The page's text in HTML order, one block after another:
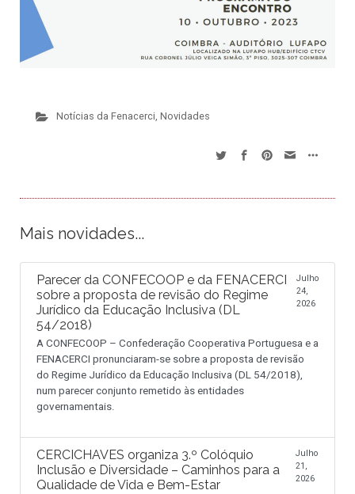
Notícias da Fenacerci, Novidades
Mais novidades...
Parecer da CONFECOOP e da FENACERCI
sobre a proposta de revisão do Regime
Jurídico da Educação Inclusiva (DL
54/2018)
Julho
24,
2026
A CONFECOOP – Confederação Cooperativa Portuguesa e a
FENACERCI pronunciaram-se sobre a proposta de revisão
do Regime Jurídico da Educação Inclusiva (DL 54/2018),
num parecer conjunto remetido às entidades
governamentais.
CERCICHAVES organiza 3.º Colóquio
Inclusão e Diversidade – Caminhos para a
Qualidade de Vida e Bem-Estar
Julho
21,
2026